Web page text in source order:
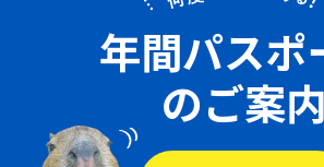
年間パスポ
のご案内